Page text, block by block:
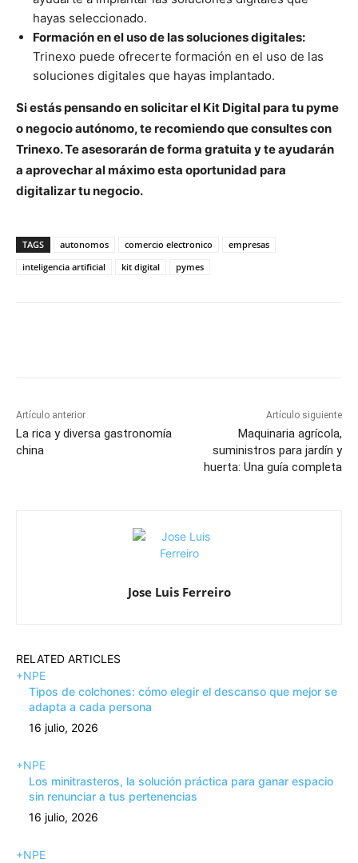
hayas seleccionado.
Formación en el uso de las soluciones digitales:
Trinexo puede ofrecerte formación en el uso de las
soluciones digitales que hayas implantado.
Si estás pensando en solicitar el Kit Digital para tu pyme
o negocio autónomo, te recomiendo que consultes con
Trinexo. Te asesorarán de forma gratuita y te ayudarán
a aprovechar al máximo esta oportunidad para
digitalizar tu negocio.
TAGS autonomos comercio electronico
empresas
inteligencia artificial
kit digital pymes
Artículo anterior
La rica y diversa gastronomía
china
Artículo siguiente
Maquinaria agrícola,
suministros para jardín y
huerta: Una guía completa
Jose Luis Ferreiro
RELATED ARTICLES
+NPE
Tipos de colchones: cómo elegir el descanso que mejor se
adapta a cada persona
16 julio, 2026
+NPE
Los minitrasteros, la solución práctica para ganar espacio
sin renunciar a tus pertenencias
16 julio, 2026
+NPE